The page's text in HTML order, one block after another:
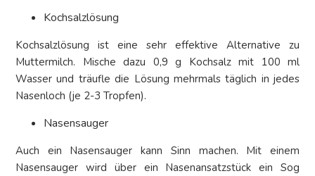
Kochsalzlösung
Kochsalzlösung ist eine sehr effektive Alternative zu
Muttermilch. Mische dazu 0,9 g Kochsalz mit 100 ml
Wasser und träufle die Lösung mehrmals täglich in jedes
Nasenloch (je 2-3 Tropfen).
Nasensauger
Auch ein Nasensauger kann Sinn machen. Mit einem
Nasensauger wird über ein Nasenansatzstück ein Sog